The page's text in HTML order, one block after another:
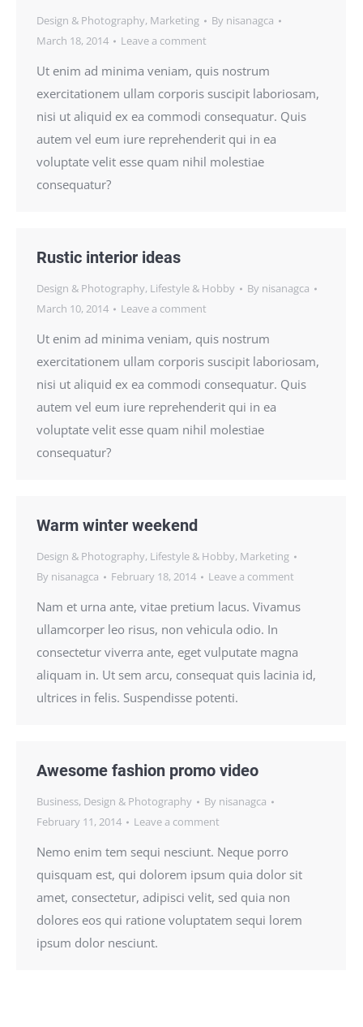
Design & Photography, Marketing By nisanagca
March 18, 2014
Leave a comment
Ut enim ad minima veniam, quis nostrum
exercitationem ullam corporis suscipit laboriosam,
nisi ut aliquid ex ea commodi consequatur. Quis
autem vel eum iure reprehenderit qui in ea
voluptate velit esse quam nihil molestiae
consequatur?
Rustic interior ideas
Design & Photography, Lifestyle & Hobby By nisanagca
March 10, 2014
Leave a comment
Ut enim ad minima veniam, quis nostrum
exercitationem ullam corporis suscipit laboriosam,
nisi ut aliquid ex ea commodi consequatur. Quis
autem vel eum iure reprehenderit qui in ea
voluptate velit esse quam nihil molestiae
consequatur?
Warm winter weekend
Design & Photography, Lifestyle & Hobby, Marketing
By nisanagca February 18, 2014 Leave a comment
Nam et urna ante, vitae pretium lacus. Vivamus
ullamcorper leo risus, non vehicula odio. In
consectetur viverra ante, eget vulputate magna
aliquam in. Ut sem arcu, consequat quis lacinia id,
ultrices in felis. Suspendisse potenti.
Awesome fashion promo video
Business, Design & Photography By nisanagca
February 11, 2014
Leave a comment
Nemo enim tem sequi nesciunt. Neque porro
quisquam est, qui dolorem ipsum quia dolor sit
amet, consectetur, adipisci velit, sed quia non
dolores eos qui ratione voluptatem sequi lorem
ipsum dolor nesciunt.